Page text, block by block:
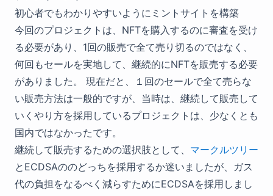
初心者でもわかりやすいようにミントサイトを構築
今回のプロジェクトは、NFTを購入するのに審査を受け
る必要があり、1回の販売で全て売り切るのではなく、
何回もセールを実地して、継続的にNFTを販売する必要
がありました。 現在だと、１回のセールで全て売らな
い販売方法は一般的ですが、当時は、継続して販売して
いくやり方を採用しているプロジェクトは、少なくとも
国内ではなかったです。
継続して販売するための選択肢として、 マークルツリー
とECDSAののどっちを採用するか迷いましたが、ガス
代の負担をなるべく減らすためにECDSAを採用しまし